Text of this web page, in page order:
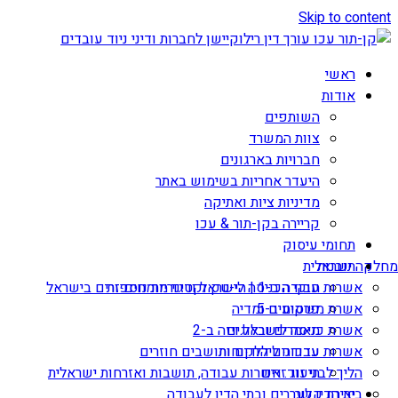
Skip to content
ראשי
אודות
השותפים
צוות המשרד
חברויות בארגונים
היעדר אחריות בשימוש באתר
מדיניות ציות ואתיקה
קריירה בקן-תור & עכו
תחומי עיסוק
מחלקה ישראלית
אשרות עבודה ב-1 | הי-טק וקטגוריות נוספות
אשרת משקיע ב-5
אשרת כניסה לישראל ויזה ב-2
אשרות עבודה ליהודים ותושבים חוזרים
הליך לבני זוג זרים
תובנות
חוקי הכניסה לישראל ודיני מומחים זרים בישראל
פרסומים ומדיה
מאמרים ובלוגים
עדכונים ללקוחות
תיעוד: אשרות עבודה, תושבות ואזרחות ישראלית